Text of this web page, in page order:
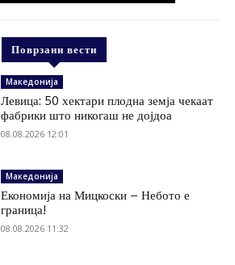
Поврзани вести
Македонија
Левица: 50 хектари плодна земја чекаат
фабрики што никогаш не дојдоа
08.08.2026 12:01
Македонија
Економија на Мицкоски – Небото е
граница!
08.08.2026 11:32